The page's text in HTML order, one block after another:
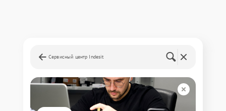
Сервисный центр Indesit